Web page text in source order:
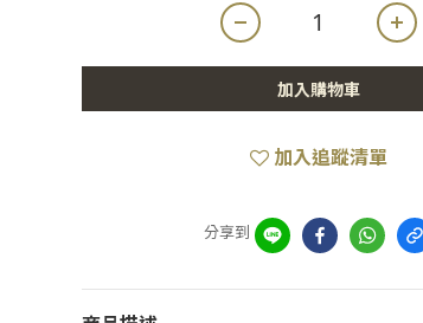
加入購物車
加入追蹤清單
分享到